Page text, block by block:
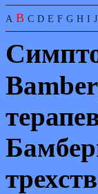
A B C D E F G H I J